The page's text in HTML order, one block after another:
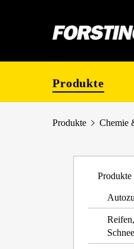
Produkte
Produkte Chemie
Produkte